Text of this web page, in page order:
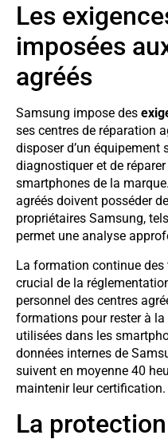
Les
imposées
agréés
Samsung impose des
ses centres de réparation
disposer d’un équipement
diagnostiquer et de
smartphones de la
agréés doivent posséder
propriétaires Samsung,
permet une analyse
La formation continue
crucial de la
personnel des centres
formations pour rester à
utilisées dans les
données internes de
suivent en moyenne 40
maintenir leur certification.
La